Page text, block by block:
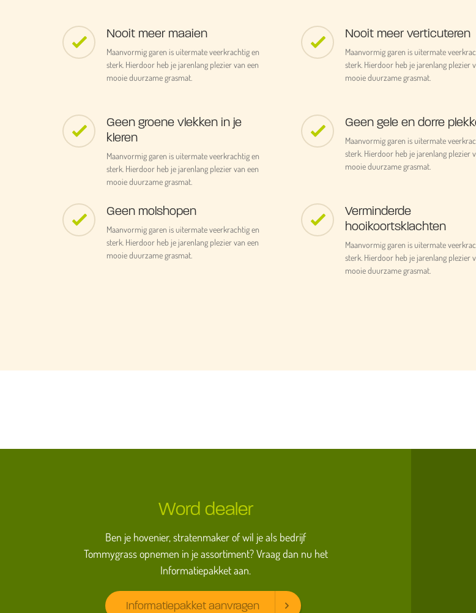
Nooit meer maaien
Maanvormig garen is uitermate veerkrachtig en
sterk. Hierdoor heb je jarenlang plezier van een
mooie duurzame grasmat.
Nooit meer verticuteren
Maanvormig garen is uitermate
sterk. Hierdoor heb je jarenlang plezier
mooie duurzame grasmat.
Geen groene vlekken in je
kleren
Maanvormig garen is uitermate veerkrachtig en
sterk. Hierdoor heb je jarenlang plezier van een
mooie duurzame grasmat.
Geen gele en dorre
Maanvormig garen is uitermate
sterk. Hierdoor heb je jarenlang plezier
mooie duurzame grasmat.
Geen molshopen
Maanvormig garen is uitermate veerkrachtig en
sterk. Hierdoor heb je jarenlang plezier van een
mooie duurzame grasmat.
Verminderde
hooikoortsklachten
Maanvormig garen is uitermate
sterk. Hierdoor heb je jarenlang plezier
mooie duurzame grasmat.
Word dealer
Ben je hovenier, stratenmaker of wil je als bedrijf
Tommygrass opnemen in je assortiment? Vraag dan nu het
Informatiepakket aan.
Informatiepakket aanvragen